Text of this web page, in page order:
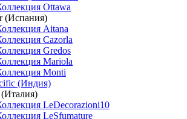
Ottawa
(Испания)
Aitana
Cazorla
Gredos
Mariola
Monti
(Индия)
(Италия)
LeDecorazioni10
LeSfumature